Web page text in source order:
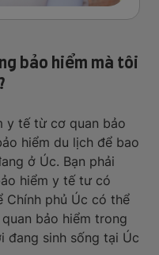
bảo hiểm mà tôi
y tế từ cơ quan bảo
hiểm du lịch để bao
ở Úc. Bạn phải
hiểm y tế tư có
Chính phủ Úc có thể
bảo hiểm trong
đang sinh sống tại Úc